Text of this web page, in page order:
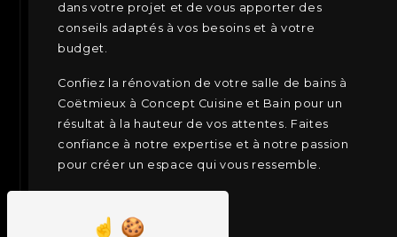
dans votre projet et de vous apporter des
conseils adaptés à vos besoins et à votre
budget.
Confiez la rénovation de votre salle de bains à
Coëtmieux à Concept Cuisine et Bain pour un
résultat à la hauteur de vos attentes. Faites
confiance à notre expertise et à notre passion
pour créer un espace qui vous ressemble.